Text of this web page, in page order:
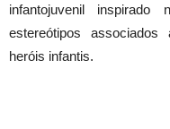
infantojuvenil
estereótipos
heróis infantis.